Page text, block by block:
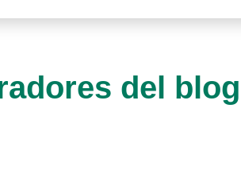
del